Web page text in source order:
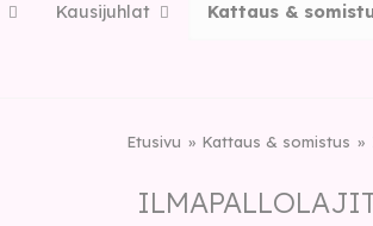
Kausijuhlat Kattaus &
Etusivu Kattaus & somistus